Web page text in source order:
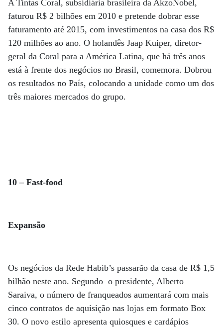
A Tintas Coral, subsidiária brasileira da AkzoNobel,
faturou R$ 2 bilhões em 2010 e pretende dobrar esse
faturamento até 2015, com investimentos na casa dos R$
120 milhões ao ano. O holandês Jaap Kuiper, diretor-
geral da Coral para a América Latina, que há três anos
está à frente dos negócios no Brasil, comemora. Dobrou
os resultados no País, colocando a unidade como um dos
três maiores mercados do grupo.
10 – Fast-food
Expansão
Os negócios da Rede Habib’s passarão da casa de R$ 1,5
bilhão neste ano. Segundo o presidente, Alberto
Saraiva, o número de franqueados aumentará com mais
cinco contratos de aquisição nas lojas em formato Box
30. O novo estilo apresenta quiosques e cardápios